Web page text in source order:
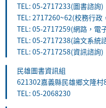
TEL: 05-2717233(圖書諮詢)
TEL: 2717260~62(校務行政
TEL: 05-2717259(網路，電
TEL: 05-2717238(論文系統
TEL: 05-2717258(資訊諮詢)
民雄圖書資訊組
621302嘉義縣民雄鄉文隆村
TEL: 05-2068230